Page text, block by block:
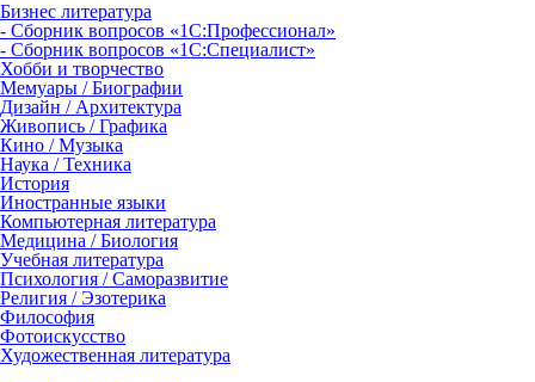
Бизнес литература
- Сборник вопросов «1С:Профессионал»
- Сборник вопросов «1С:Специалист»
Хобби и творчество
Мемуары / Биографии
Дизайн / Архитектура
Живопись / Графика
Кино / Музыка
Наука / Техника
История
Иностранные языки
Компьютерная литература
Медицина / Биология
Учебная литература
Психология / Саморазвитие
Религия / Эзотерика
Философия
Фотоискусство
Художественная литература